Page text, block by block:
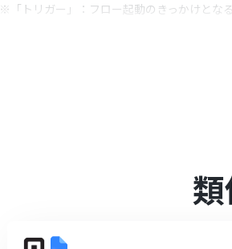
※「トリガー」：フロー起動のきっかけとな